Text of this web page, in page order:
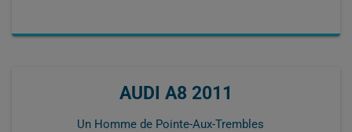
AUDI A8 2011
Un Homme de Pointe-Aux-Trembles